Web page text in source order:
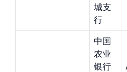
城支
行
中国
农业
银行